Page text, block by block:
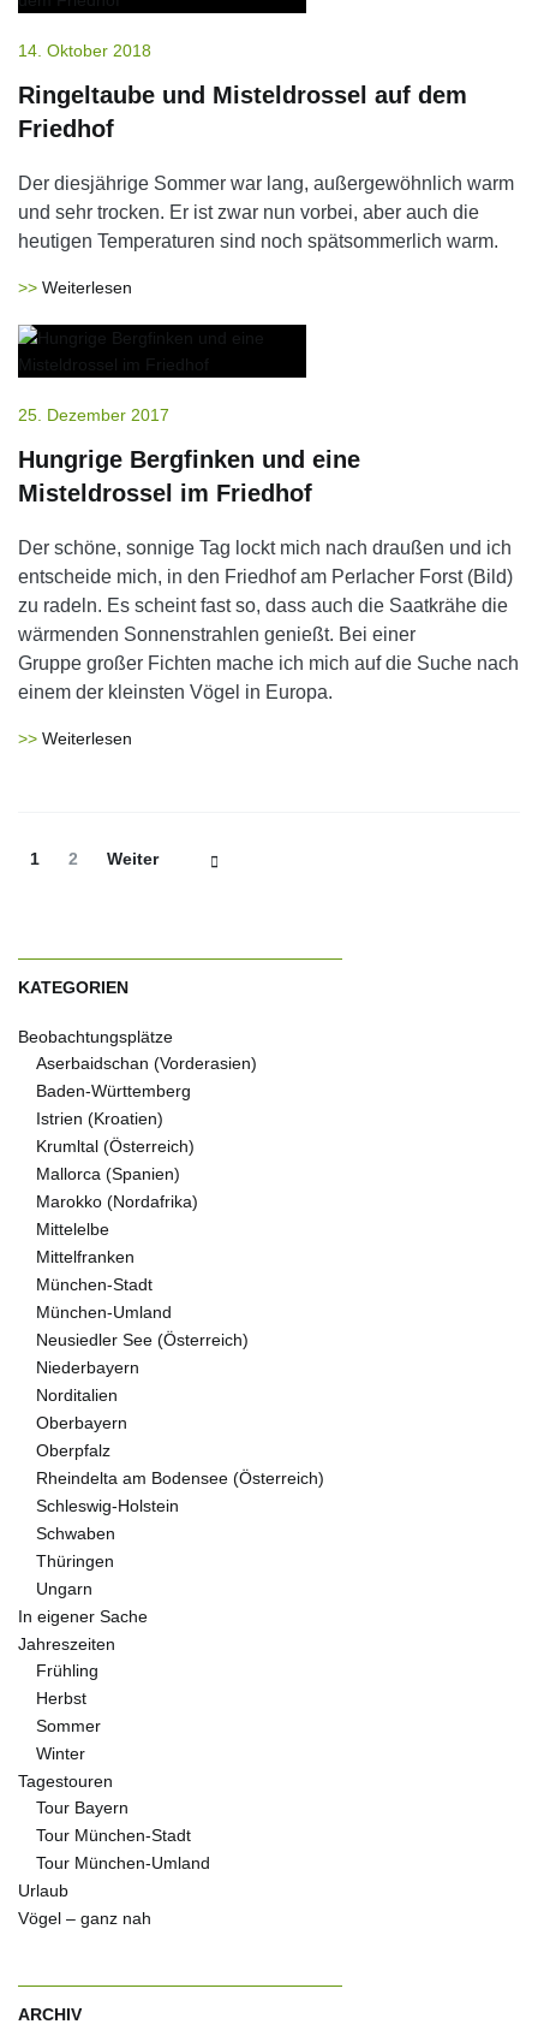
14. Oktober 2018
Ringeltaube und Misteldrossel auf dem
Friedhof
Der diesjährige Sommer war lang, außergewöhnlich warm
und sehr trocken. Er ist zwar nun vorbei, aber auch die
heutigen Temperaturen sind noch spätsommerlich warm.
Weiterlesen
25. Dezember 2017
Hungrige Bergfinken und eine
Misteldrossel im Friedhof
Der schöne, sonnige Tag lockt mich nach draußen und ich
entscheide mich, in den Friedhof am Perlacher Forst (Bild)
zu radeln. Es scheint fast so, dass auch die Saatkrähe die
wärmenden Sonnenstrahlen genießt. Bei einer
Gruppe großer Fichten mache ich mich auf die Suche nach
einem der kleinsten Vögel in Europa.
Weiterlesen
Beitrags-
Seite
1 Seite
2 Weiter
KATEGORIEN
Beobachtungsplätze
Aserbaidschan (Vorderasien)
Baden-Württemberg
Istrien (Kroatien)
Krumltal (Österreich)
Mallorca (Spanien)
Marokko (Nordafrika)
Mittelelbe
Mittelfranken
München-Stadt
München-Umland
Neusiedler See (Österreich)
Niederbayern
Norditalien
Oberbayern
Oberpfalz
Rheindelta am Bodensee (Österreich)
Schleswig-Holstein
Schwaben
Thüringen
Ungarn
In eigener Sache
Jahreszeiten
Frühling
Herbst
Sommer
Winter
Tagestouren
Tour Bayern
Tour München-Stadt
Tour München-Umland
Urlaub
Vögel – ganz nah
ARCHIV